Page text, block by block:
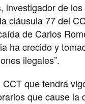
investigador de
cláusula 77 del
de Carlos
ha crecido y
ilegales”.
que tendrá
que cause